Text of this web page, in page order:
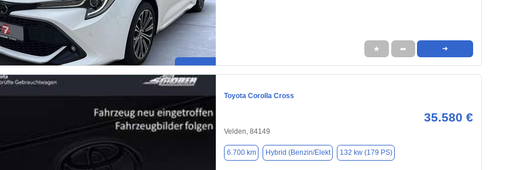
★ ➦ ➜
Toyota Corolla Cross
35.580 €
Velden, 84149
6.700 km Hybrid (Benzin/Elekt 132 kw (179 PS)